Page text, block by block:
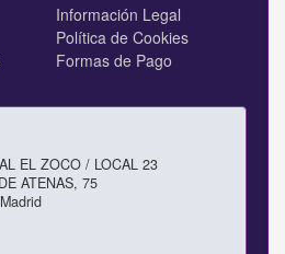
Información Legal
Política de Cookies
Formas de Pago
EL ZOCO / LOCAL 23
ATENAS, 75
Madrid